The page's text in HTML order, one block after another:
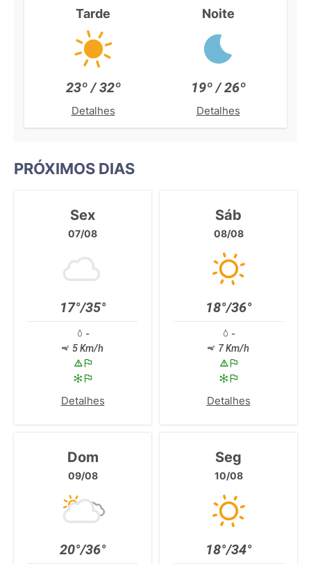
Tarde
23º / 32º
Detalhes
Noite
19º / 26º
Detalhes
PRÓXIMOS DIAS
Sex
07/08
17°/35°
-
5 Km/h
Detalhes
Sáb
08/08
18°/36°
-
7 Km/h
Detalhes
Dom
09/08
20°/36°
Seg
10/08
18°/34°